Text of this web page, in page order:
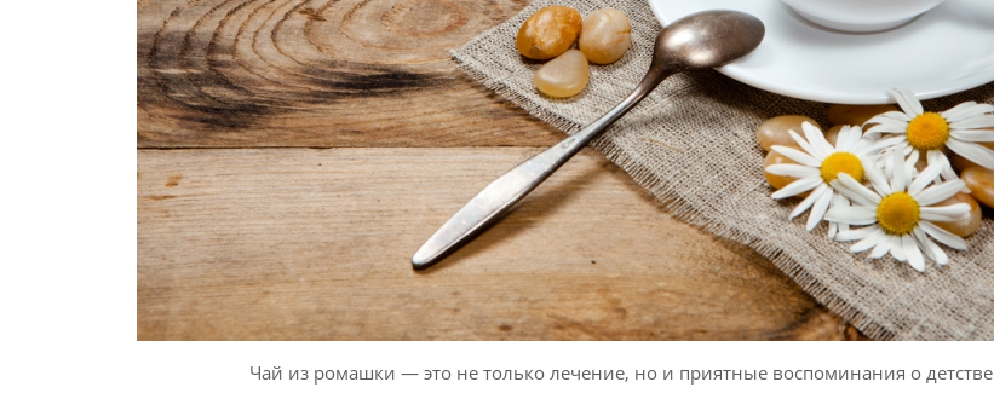
Чай из ромашки — это не только лечение, но и приятные воспоминания о детстве